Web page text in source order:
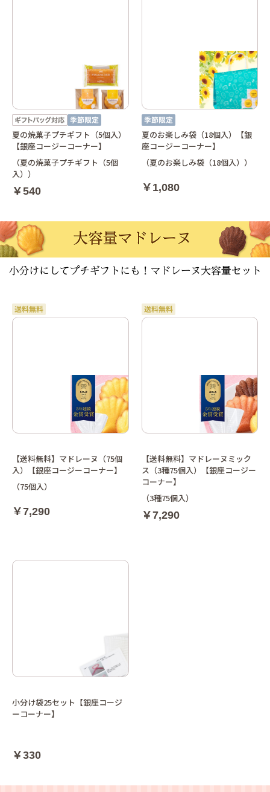
夏の焼菓子プチギフト（5個入）
【銀座コージーコーナー】
（夏の焼菓子プチギフト（5個
入））
￥540
夏のお楽しみ袋（18個入）【銀
座コージーコーナー】
（夏のお楽しみ袋（18個入））
￥1,080
【送料無料】マドレーヌ（75個
入）【銀座コージーコーナー】
（75個入）
￥7,290
【送料無料】マドレーヌミック
ス（3種75個入）【銀座コージー
コーナー】
（3種75個入）
￥7,290
小分け袋25セット【銀座コージ
ーコーナー】
￥330